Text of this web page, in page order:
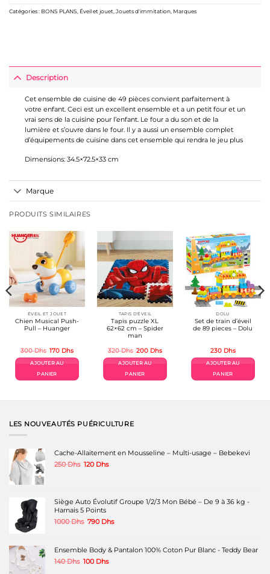
Catégories : BONS PLANS, Éveil et jouet,Jouets d'immitation, Marques
Description
Cet ensemble de cuisine de 49 pièces convient parfaitement à
votre enfant. Ceci est un excellent ensemble et a un petit four et un
vrai sens de la cuisine pour l’enfant. Le four a du son et de la
lumière et s’ouvre dans le four. Il y a aussi un ensemble complet
d’équipements de cuisine dans cet ensemble qui rendra le jeu plus
Dimensions: 34.5×72.5×33 cm
Marque
PRODUITS SIMILAIRES
ÉVEIL ET JOUET
Chien Musical Push-
Pull – Huanger
300Dhs Le
initial
était :
300 Dhs.
170 DhsLe
actuel
AJOUTER AU
PANIER
TAPIS D'ÉVEIL
Tapis puzzle XL
62×62 cm – Spider
man
320Dhs Le
initial
était :
320 Dhs.
200 DhsLe
actuel
AJOUTER AU
PANIER
DOLU
Set de train d’éveil
de 89 pieces – Dolu
230 Dhs
AJOUTER AU
PANIER
LES NOUVEAUTÉS PUÉRICULTURE
Cache-Allaitement en Mousseline – Multi-usage – Bebekevi
250Dhs Le
250 Dhs.
120 DhsLe
120 Dhs.
Siège Auto Évolutif Groupe 1/2/3 Mon Bébé – De 9 à 36 kg -
Harnais 5 Points
1000Dhs Le
était :
1000 Dhs.
790 DhsLe
est :
790 Dhs.
Ensemble Body & Pantalon 100% Coton Pur Blanc - Teddy Bear
140Dhs Le
100 DhsLe